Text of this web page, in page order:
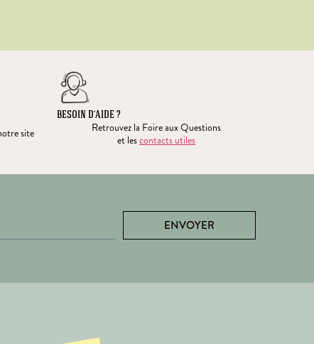
site
BESOIN D’AIDE ?
Retrouvez la Foire aux Questions
et lescontacts utiles
ENVOYER